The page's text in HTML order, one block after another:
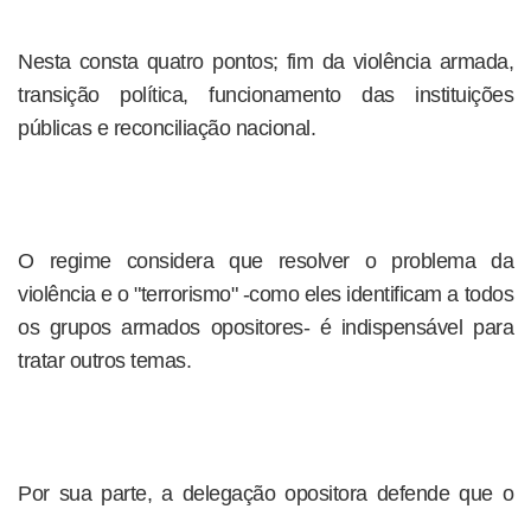
Nesta consta quatro pontos; fim da violência armada,
transição política, funcionamento das instituições
públicas e reconciliação nacional.
O regime considera que resolver o problema da
violência e o "terrorismo" -como eles identificam a todos
os grupos armados opositores- é indispensável para
tratar outros temas.
Por sua parte, a delegação opositora defende que o